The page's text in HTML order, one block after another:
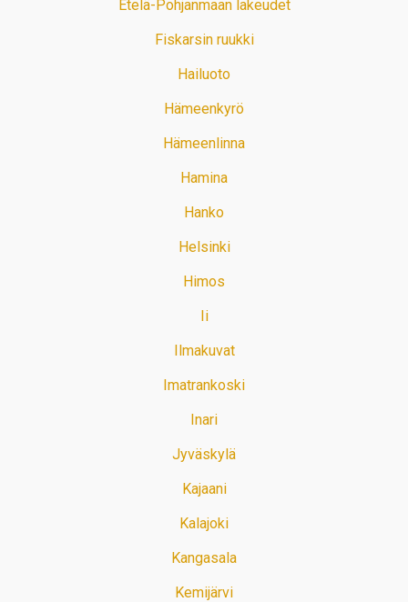
Etelä-Pohjanmaan lakeudet
Fiskarsin ruukki
Hailuoto
Hämeenkyrö
Hämeenlinna
Hamina
Hanko
Helsinki
Himos
Ii
Ilmakuvat
Imatrankoski
Inari
Jyväskylä
Kajaani
Kalajoki
Kangasala
Kemijärvi